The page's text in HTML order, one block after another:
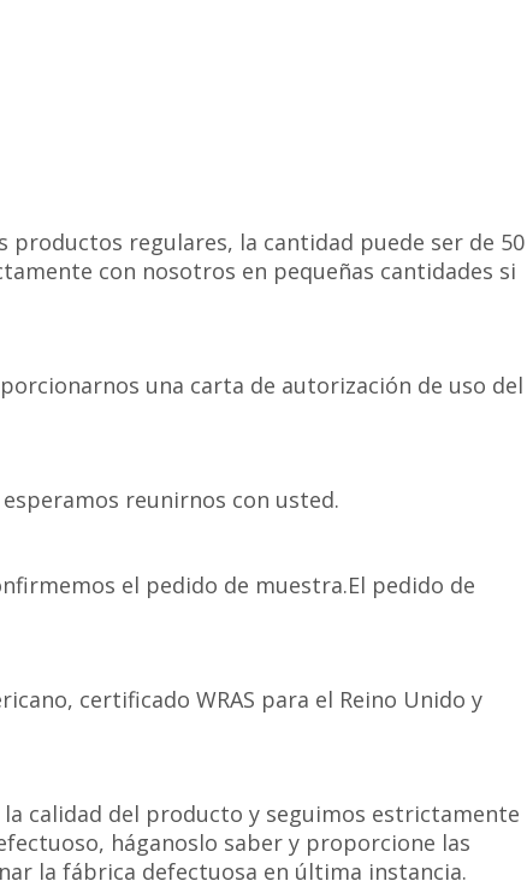
regulares, la cantidad puede ser de 50
con nosotros en pequeñas cantidades si
una carta de autorización de uso del
reunirnos con usted.
el pedido de muestra.El pedido de
certificado WRAS para el Reino Unido y
calidad del producto y seguimos estrictamente
háganoslo saber y proporcione las
la fábrica defectuosa en última instancia.